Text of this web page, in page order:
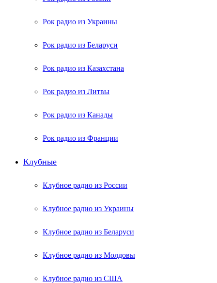
Рок радио из Украины
Рок радио из Беларуси
Рок радио из Казахстана
Рок радио из Литвы
Рок радио из Канады
Рок радио из Франции
Клубные
Клубное радио из России
Клубное радио из Украины
Клубное радио из Беларуси
Клубное радио из Молдовы
Клубное радио из США